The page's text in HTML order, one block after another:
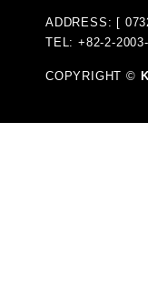
ADDRESS: [
TEL: +82-2-
COPYRIGHT ©